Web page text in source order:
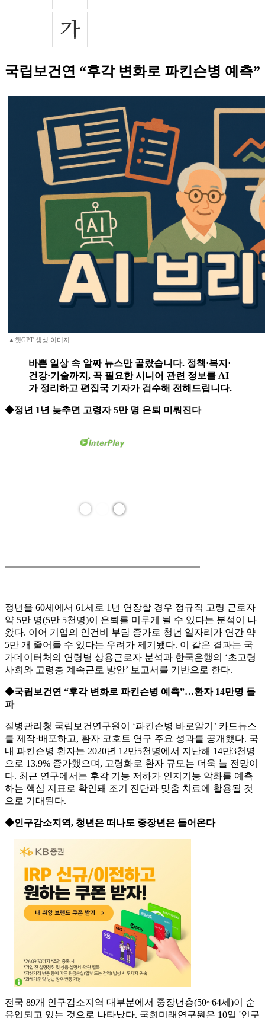
국립보건연 “후각 변화로 파킨슨병 예측”
▲챗GPT 생성 이미지
바쁜 일상 속 알짜 뉴스만 골랐습니다. 정책·복지·
건강·기술까지, 꼭 필요한 시니어 관련 정보를 AI
가 정리하고 편집국 기자가 검수해 전해드립니다.
◆정년 1년 늦추면 고령자 5만 명 은퇴 미뤄진다
정년을 60세에서 61세로 1년 연장할 경우 정규직 고령 근로자
약 5만 명(5만 5천명)이 은퇴를 미루게 될 수 있다는 분석이 나
왔다. 이어 기업의 인건비 부담 증가로 청년 일자리가 연간 약
5만 개 줄어들 수 있다는 우려가 제기됐다. 이 같은 결과는 국
가데이터처의 연령별 상용근로자 분석과 한국은행의 ‘초고령
사회와 고령층 계속근로 방안’ 보고서를 기반으로 한다.
◆국립보건연 “후각 변화로 파킨슨병 예측”…환자 14만명 돌
파
질병관리청 국립보건연구원이 ‘파킨슨병 바로알기’ 카드뉴스
를 제작·배포하고, 환자 코호트 연구 주요 성과를 공개했다. 국
내 파킨슨병 환자는 2020년 12만5천명에서 지난해 14만3천명
으로 13.9% 증가했으며, 고령화로 환자 규모는 더욱 늘 전망이
다. 최근 연구에서는 후각 기능 저하가 인지기능 악화를 예측
하는 핵심 지표로 확인돼 조기 진단과 맞춤 치료에 활용될 것
으로 기대된다.
◆인구감소지역, 청년은 떠나도 중장년은 들어온다
전국 89개 인구감소지역 대부분에서 중장년층(50~64세)이 순
유입되고 있는 것으로 나타났다. 국회미래연구원은 10일 '인구